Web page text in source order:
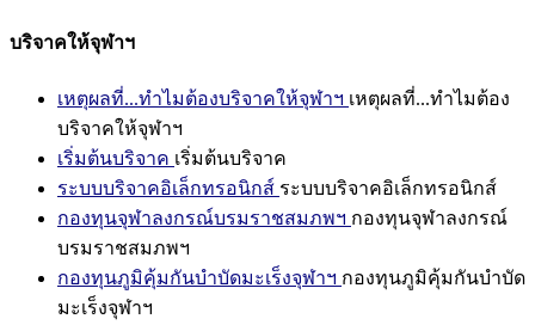
บริจาคให้จุฬาฯ
เหตุผลที่...ทำไมต้องบริจาคให้จุฬาฯ เหตุผลที่...ทำไมต้อง
บริจาคให้จุฬาฯ
เริ่มต้นบริจาค เริ่มต้นบริจาค
ระบบบริจาคอิเล็กทรอนิกส์ ระบบบริจาคอิเล็กทรอนิกส์
กองทุนจุฬาลงกรณ์บรมราชสมภพฯ กองทุนจุฬาลงกรณ์
บรมราชสมภพฯ
กองทุนภูมิคุ้มกันบำบัดมะเร็งจุฬาฯ กองทุนภูมิคุ้มกันบำบัด
มะเร็งจุฬาฯ